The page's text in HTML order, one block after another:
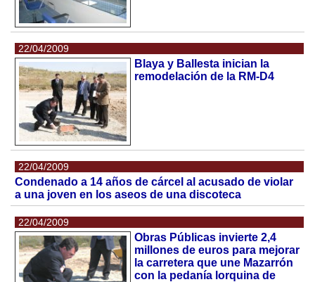
22/04/2009
Blaya y Ballesta inician la
remodelación de la RM-D4
22/04/2009
Condenado a 14 años de cárcel al acusado de violar
a una joven en los aseos de una discoteca
22/04/2009
Obras Públicas invierte 2,4
millones de euros para mejorar
la carretera que une Mazarrón
con la pedanía lorquina de